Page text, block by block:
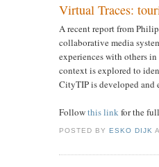
Virtual Traces:
A recent report from
collaborative media
experiences with others
context is explored to
CityTIP is developed and
Followthis linkfor the
POSTED BYESKO DIJK